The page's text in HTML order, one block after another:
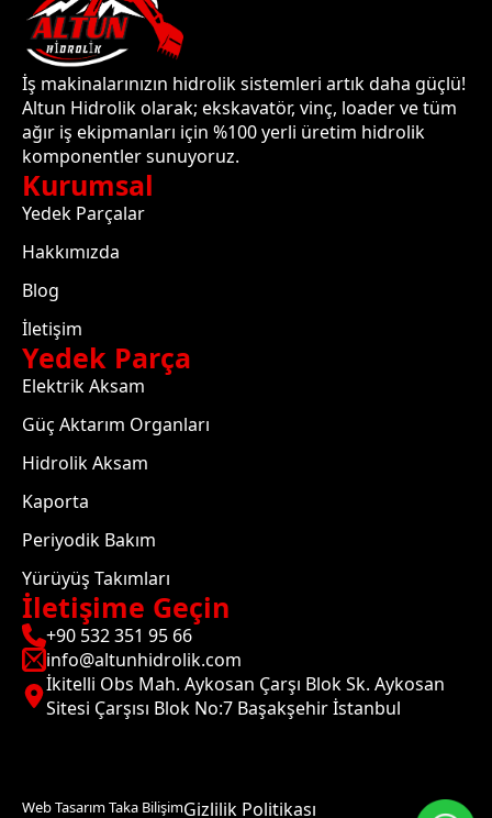
İş makinalarınızın hidrolik sistemleri artık daha güçlü!
Altun Hidrolik olarak; ekskavatör, vinç, loader ve tüm
ağır iş ekipmanları için %100 yerli üretim hidrolik
komponentler sunuyoruz.
Kurumsal
Yedek Parçalar
Hakkımızda
Blog
İletişim
Yedek Parça
Elektrik Aksam
Güç Aktarım Organları
Hidrolik Aksam
Kaporta
Periyodik Bakım
Yürüyüş Takımları
İletişime Geçin
+90 532 351 95 66
info@altunhidrolik.com
İkitelli Obs Mah. Aykosan Çarşı Blok Sk. Aykosan
Sitesi Çarşısı Blok No:7 Başakşehir İstanbul
Web Tasarım Taka BilişimGizlilik Politikası